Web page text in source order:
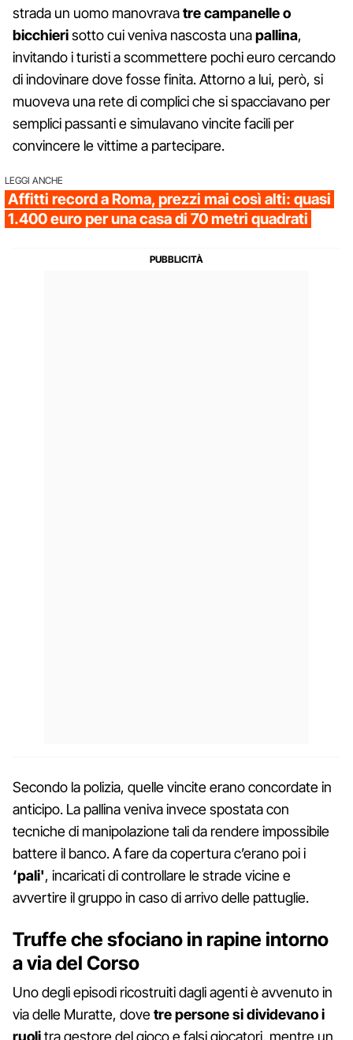
strada un uomo manovravatre campanelle o
bicchierisotto cui veniva nascosta unapallina,
invitando i turisti a scommettere pochi euro cercando
di indovinare dove fosse finita. Attorno a lui, però, si
muoveva una rete di complici che si spacciavano per
semplici passanti e simulavano vincite facili per
convincere le vittime a partecipare.
LEGGI ANCHE
Affitti record a Roma, prezzi mai così alti: quasi
1.400 euro per una casa di 70 metri quadrati
Secondo la polizia, quelle vincite erano concordate in
anticipo. La pallina veniva invece spostata con
tecniche di manipolazione tali da rendere impossibile
battere il banco. A fare da copertura c’erano poi i
‘pali', incaricati di controllare le strade vicine e
avvertire il gruppo in caso di arrivo delle pattuglie.
Truffe che sfociano in rapine intorno
a via del Corso
Uno degli episodi ricostruiti dagli agenti è avvenuto in
via delle Muratte, dovetre persone si dividevano i
ruolitra gestore del gioco e falsi giocatori, mentre un